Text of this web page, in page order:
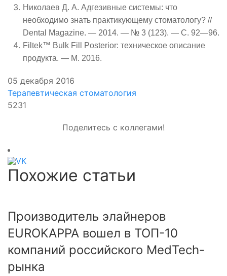
Николаев Д. А. Адгезивные системы: что
необходимо знать практикующему стоматологу? //
Dental Magazine. — 2014. — № 3 (123). — C. 92—96.
Filtek™ Bulk Fill Posterior: техническое описание
продукта. — М. 2016.
05 декабря 2016
Терапевтическая стоматология
5231
Поделитесь с коллегами!
Похожие статьи
Производитель элайнеров
EUROKAPPA вошел в ТОП-10
компаний российского MedTech-
рынка